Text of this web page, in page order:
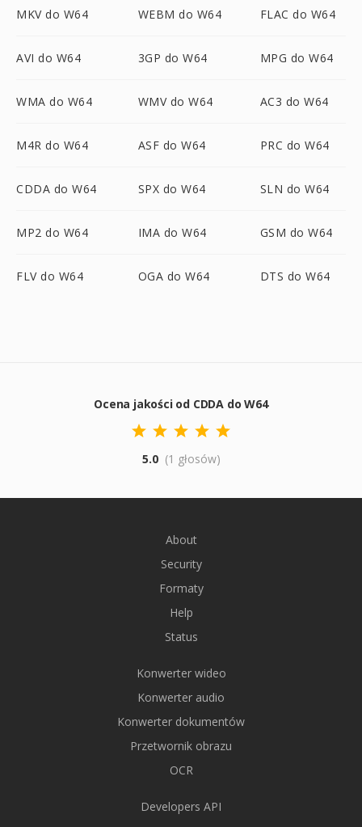
MKV do W64 WEBM do W64 FLAC do W64
AVI do W64 3GP do W64 MPG do W64
WMA do W64 WMV do W64 AC3 do W64
M4R do W64 ASF do W64 PRC do W64
CDDA do W64 SPX do W64 SLN do W64
MP2 do W64 IMA do W64 GSM do W64
FLV do W64 OGA do W64 DTS do W64
Ocena jakości od CDDA do W64
5.0 (1 głosów)
About
Security
Formaty
Help
Status
Konwerter wideo
Konwerter audio
Konwerter dokumentów
Przetwornik obrazu
OCR
Developers API